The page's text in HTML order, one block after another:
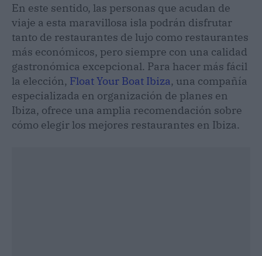
En este sentido, las personas que acudan de
viaje a esta maravillosa isla podrán disfrutar
tanto de restaurantes de lujo como restaurantes
más económicos, pero siempre con una calidad
gastronómica excepcional. Para hacer más fácil
la elección, Float Your Boat Ibiza, una compañía
especializada en organización de planes en
Ibiza, ofrece una amplia recomendación sobre
cómo elegir los mejores restaurantes en Ibiza.